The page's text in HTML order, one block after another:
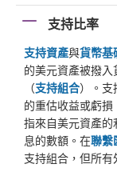
支持比率
支持資產與貨幣基
的美元資產被撥入
（支持組合）。支
的重估收益或虧損
指來自美元資產的
息的數額。在聯繫
支持組合，但所有